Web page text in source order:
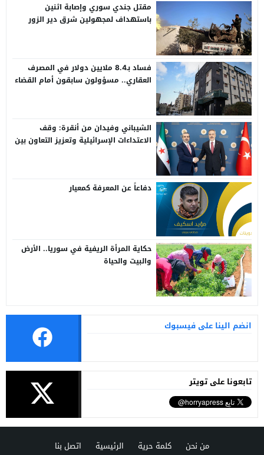
مقتل جندي سوري وإصابة اثنين
باستهداف لمجهولين شرق دير الزور
فساد بـ8.4 ملايين دولار في المصرف
العقاري.. مسؤولون سابقون أمام القضاء
الشيباني وفيدان من أنقرة: وقف
الاعتداءات الإسرائيلية وتعزيز التعاون بين
دفاعاً عن المعرفة كمعيار
حكاية المرأة الريفية في سوريا.. الأرض
والبيت والحياة
انضم الينا على فيسبوك
تابعونا على تويتر
من نحن كلمة حرية الرئيسية اتصل بنا